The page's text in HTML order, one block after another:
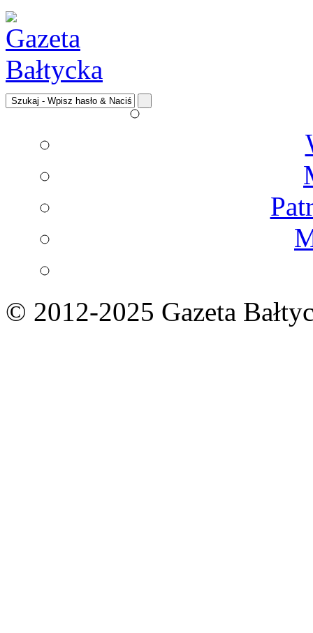
© 2012-2025 Gazeta